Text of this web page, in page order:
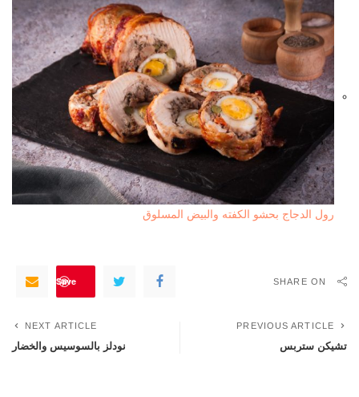
رول الدجاج بحشو الكفته والبيض المسلوق
SHARE ON
Save
PREVIOUS ARTICLE
تشيكن ستربس
NEXT ARTICLE
نودلز بالسوسيس والخضار